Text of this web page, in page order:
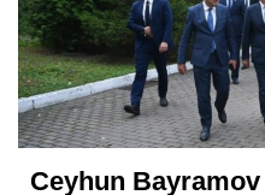
Ceyhun Bayramov